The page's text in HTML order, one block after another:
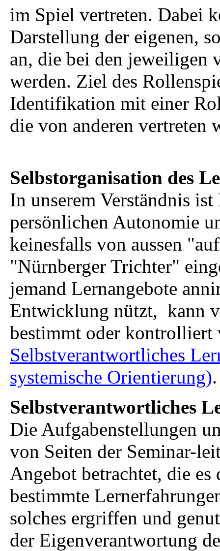
im Spiel vertreten. Dabei
Darstellung der eigenen,
an, die bei den jeweiligen
werden. Ziel des
Identifikation mit einer
die von anderen vertreten
Selbstorganisation des
In unserem Verständnis
persönlichen Autonomie
keinesfalls von aussen
"Nürnberger Trichter"
jemand Lernangebote
Entwicklung nützt, kann
bestimmt oder kontrolliert
Selbstverantwortliches
systemische Orientierung).
Selbstverantwortliches
Die Aufgabenstellungen
von Seiten der Seminar-
Angebot betrachtet, die
bestimmte
solches ergriffen und
der Eigenverantwortung